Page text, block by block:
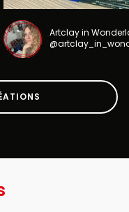
Artclay in